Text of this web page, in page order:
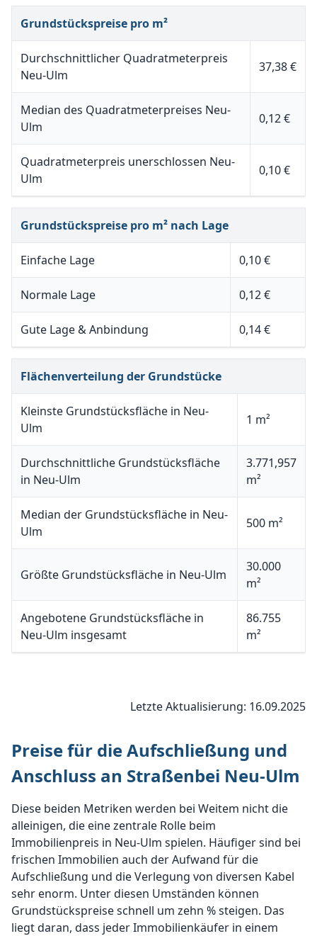
Grundstückspreise pro m²
Durchschnittlicher Quadratmeterpreis
Neu-Ulm
37,38 €
Median des Quadratmeterpreises Neu-
Ulm
0,12 €
Quadratmeterpreis unerschlossen Neu-
Ulm
0,10 €
Grundstückspreise pro m² nach Lage
Einfache Lage 0,10 €
Normale Lage 0,12 €
Gute Lage & Anbindung 0,14 €
Flächenverteilung der Grundstücke
Kleinste Grundstücksfläche in Neu-
Ulm
1 m²
Durchschnittliche Grundstücksfläche
in Neu-Ulm
3.771,957
m²
Median der Grundstücksfläche in Neu-
Ulm
500 m²
Größte Grundstücksfläche in Neu-Ulm
30.000
m²
Angebotene Grundstücksfläche in
Neu-Ulm insgesamt
86.755
m²
Letzte Aktualisierung: 16.09.2025
Preise für die Aufschließung und
Anschluss an Straßenbei Neu-Ulm
Diese beiden Metriken werden bei Weitem nicht die
alleinigen, die eine zentrale Rolle beim
Immobilienpreis in Neu-Ulm spielen. Häufiger sind bei
frischen Immobilien auch der Aufwand für die
Aufschließung und die Verlegung von diversen Kabel
sehr enorm. Unter diesen Umständen können
Grundstückspreise schnell um zehn % steigen. Das
liegt daran, dass jeder Immobilienkäufer in einem